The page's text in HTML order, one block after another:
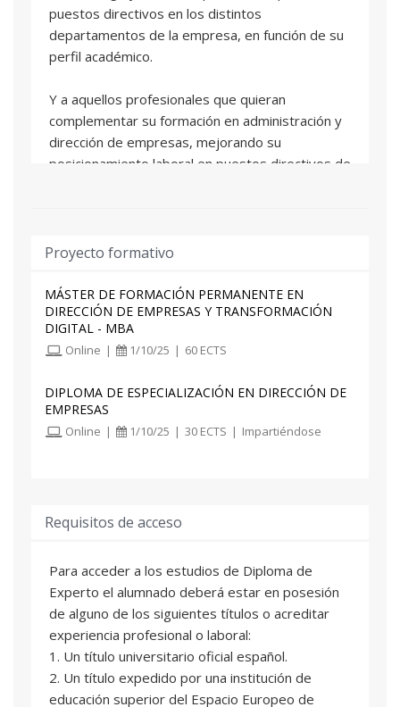
puestos directivos en los distintos
departamentos de la empresa, en función de su
perfil académico.
Y a aquellos profesionales que quieran
complementar su formación en administración y
dirección de empresas, mejorando su
posicionamiento laboral en puestos directivos de
Proyecto formativo
MÁSTER DE FORMACIÓN PERMANENTE EN
DIRECCIÓN DE EMPRESAS Y TRANSFORMACIÓN
DIGITAL - MBA
Online | 1/10/25 | 60 ECTS
DIPLOMA DE ESPECIALIZACIÓN EN DIRECCIÓN DE
EMPRESAS
Online | 1/10/25 | 30 ECTS | Impartiéndose
Requisitos de acceso
Para acceder a los estudios de Diploma de
Experto el alumnado deberá estar en posesión
de alguno de los siguientes títulos o acreditar
experiencia profesional o laboral:
1. Un título universitario oficial español.
2. Un título expedido por una institución de
educación superior del Espacio Europeo de